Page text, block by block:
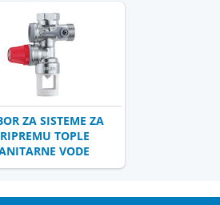
ZA SISTEME ZA
TOPLE
VODE